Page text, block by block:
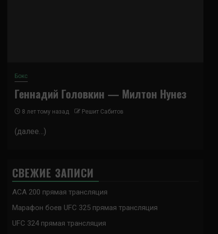
Бокс
Геннадий Головкин — Милтон Нунез
8 лет тому назад Решит Сабитов
(далее…)
СВЕЖИЕ ЗАПИСИ
ACA 200 прямая трансляция
Марафон боев UFC 325 прямая трансляция
UFC 324 прямая трансляция